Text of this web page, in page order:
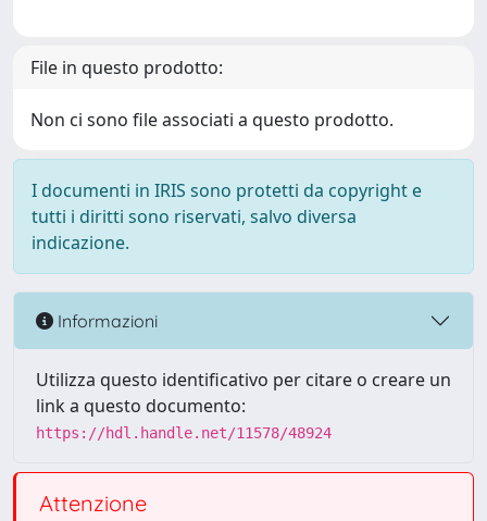
File in questo prodotto:
Non ci sono file associati a questo prodotto.
I documenti in IRIS sono protetti da copyright e
tutti i diritti sono riservati, salvo diversa
indicazione.
Informazioni
Utilizza questo identificativo per citare o creare un
link a questo documento:
https://hdl.handle.net/11578/48924
Attenzione